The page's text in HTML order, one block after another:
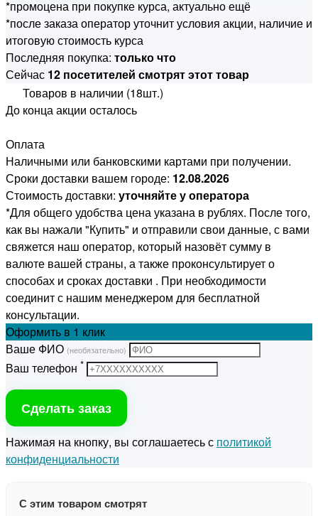
*промоцена при покупке курса, актуально ещё
*после заказа оператор уточнит условия акции, наличие и
итоговую стоимость курса
Последняя покупка: только что
Сейчас 12 посетителей смотрят этот товар
Товаров в наличии (18шт.)
До конца акции осталось
Оплата
Наличными или банковскими картами при получении.
Сроки доставки вашем городе: 12.08.2026
Стоимость доставки: уточняйте у оператора
*Для общего удобства цена указана в рублях. После того,
как вы нажали "Купить" и отправили свои данные, с вами
свяжется наш оператор, который назовёт сумму в
валюте вашей страны, а также проконсультирует о
способах и сроках доставки . При необходимости
соединит с нашим менеджером для бесплатной
консультации.
Оформить в 1 клик
Ваше ФИО (необязательно)
Ваш телефон *
Сделать заказ
Нажимая на кнопку, вы соглашаетесь с политикой
конфиденциальности
С этим товаром смотрят